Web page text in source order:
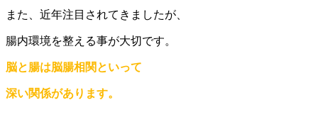
また、近年注目されてきましたが、
腸内環境を整える事が大切です。
脳と腸は脳腸相関といって
深い関係があります。